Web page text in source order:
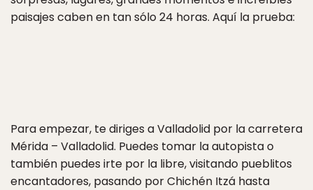
paisajes caben en tan sólo 24 horas. Aquí la prueba:
Para empezar, te diriges a Valladolid por la carretera
Mérida – Valladolid. Puedes tomar la autopista o
también puedes irte por la libre, visitando pueblitos
encantadores, pasando por Chichén Itzá hasta